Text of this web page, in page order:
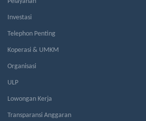
Investasi
Telephon Penting
Koperasi & UMKM
Organisasi
ULP
Lowongan Kerja
Transparansi Anggaran